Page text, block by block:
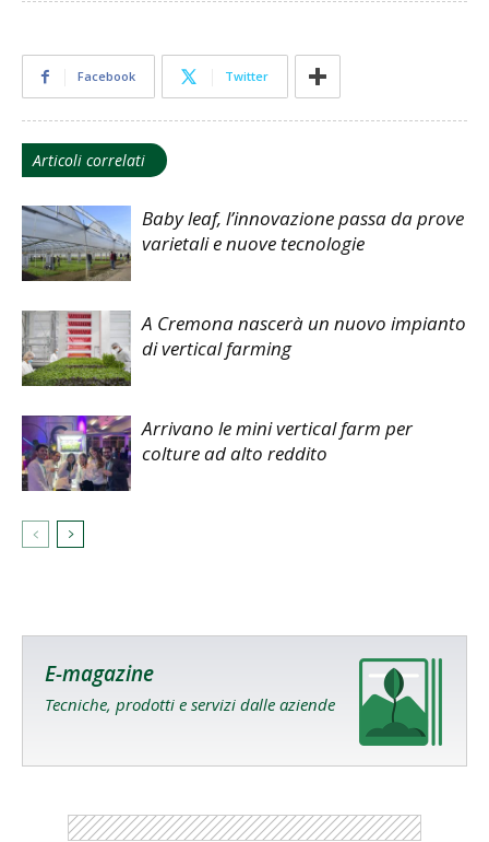
Facebook Twitter
Articoli correlati
Baby leaf, l’innovazione passa da prove
varietali e nuove tecnologie
A Cremona nascerà un nuovo impianto
di vertical farming
Arrivano le mini vertical farm per
colture ad alto reddito
E-magazine
Tecniche, prodotti e servizi dalle aziende